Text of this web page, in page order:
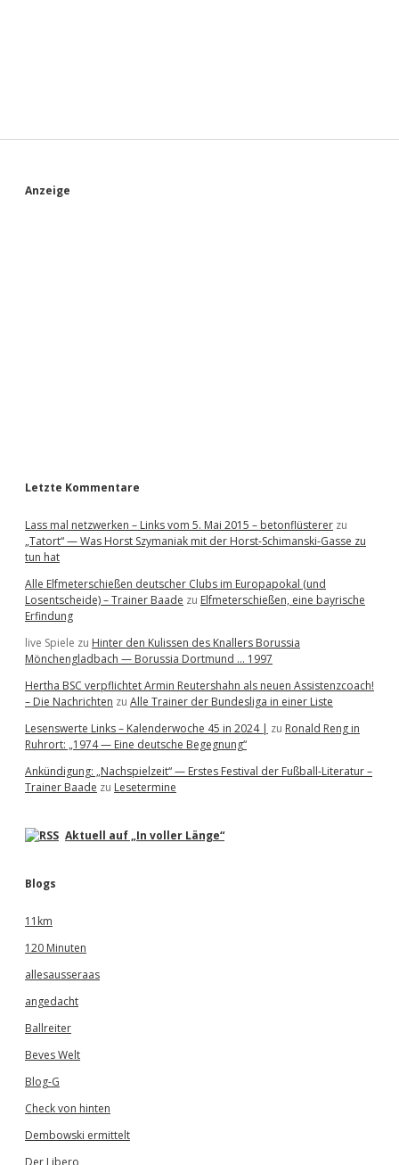
S
Anzeige
Letzte Kommentare
Lass mal netzwerken – Links vom 5. Mai 2015 – betonflüsterer zu
„Tatort“ — Was Horst Szymaniak mit der Horst-Schimanski-Gasse zu
tun hat
Alle Elfmeterschießen deutscher Clubs im Europapokal (und
Losentscheide) – Trainer Baade zu Elfmeterschießen, eine bayrische
Erfindung
live Spiele zu Hinter den Kulissen des Knallers Borussia
Mönchengladbach — Borussia Dortmund … 1997
Hertha BSC verpflichtet Armin Reutershahn als neuen Assistenzcoach!
– Die Nachrichten zu Alle Trainer der Bundesliga in einer Liste
Lesenswerte Links – Kalenderwoche 45 in 2024 | zu Ronald Reng in
Ruhrort: „1974 — Eine deutsche Begegnung“
Ankündigung: „Nachspielzeit“ — Erstes Festival der Fußball-Literatur –
Trainer Baade zu Lesetermine
Aktuell auf „In voller Länge“
Blogs
11km
120 Minuten
allesausseraas
angedacht
Ballreiter
Beves Welt
Blog-G
Check von hinten
Dembowski ermittelt
Der Libero